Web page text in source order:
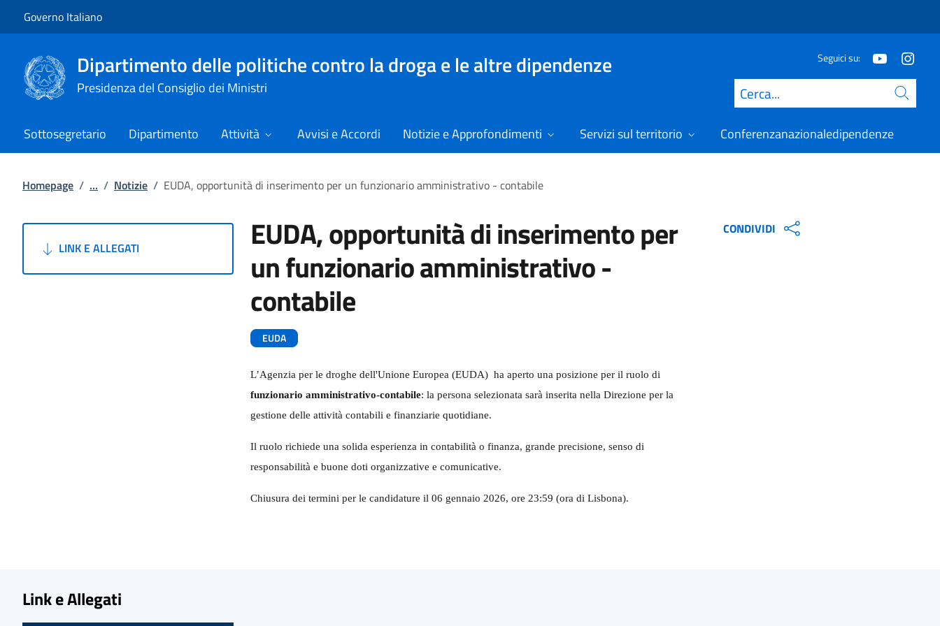
Governo Italiano
Dipartimento delle politiche contro la droga e le altre dipendenze
Presidenza del Consiglio dei Ministri
Seguici su:
Cerca
Sottosegretario Dipartimento Attività Avvisi e Accordi Notizie e Approfondimenti Servizi sul territorio Conferenzanazionaledipendenze
Homepage / ... / Notizie / EUDA, opportunità di inserimento per un funzionario amministrativo - contabile
LINK E ALLEGATI EUDA, opportunità di inserimento per
un funzionario amministrativo -
contabile
EUDA
L’Agenzia per le droghe dell'Unione Europea (EUDA) ha aperto una posizione per il ruolo di
funzionario amministrativo-contabile: la persona selezionata sarà inserita nella Direzione per la
gestione delle attività contabili e finanziarie quotidiane.
Il ruolo richiede una solida esperienza in contabilità o finanza, grande precisione, senso di
responsabilità e buone doti organizzative e comunicative.
Chiusura dei termini per le candidature il 06 gennaio 2026, ore 23:59 (ora di Lisbona).
CONDIVIDI
Link e Allegati